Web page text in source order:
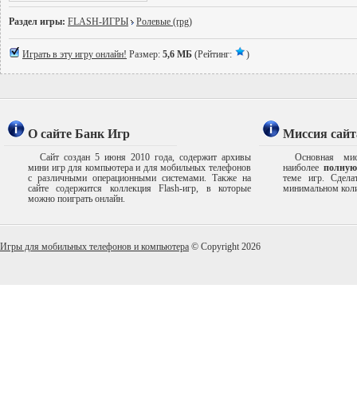
Раздел игры: FLASH-ИГРЫ Ролевые (rpg)
Играть в эту игру онлайн! Размер: 5,6 МБ (Рейтинг: )
О сайте Банк Игр
Сайт создан 5 июня 2010 года, содержит архивы
мини игр для компьютера и для мобильных телефонов
с различными операционными системами. Также на
сайте содержится коллекция Flash-игр, в которые
можно поиграть онлайн.
Миссия
Основная
наиболее
теме игр.
минимальном
Игры для мобильных телефонов и компьютера © Copyright 2026